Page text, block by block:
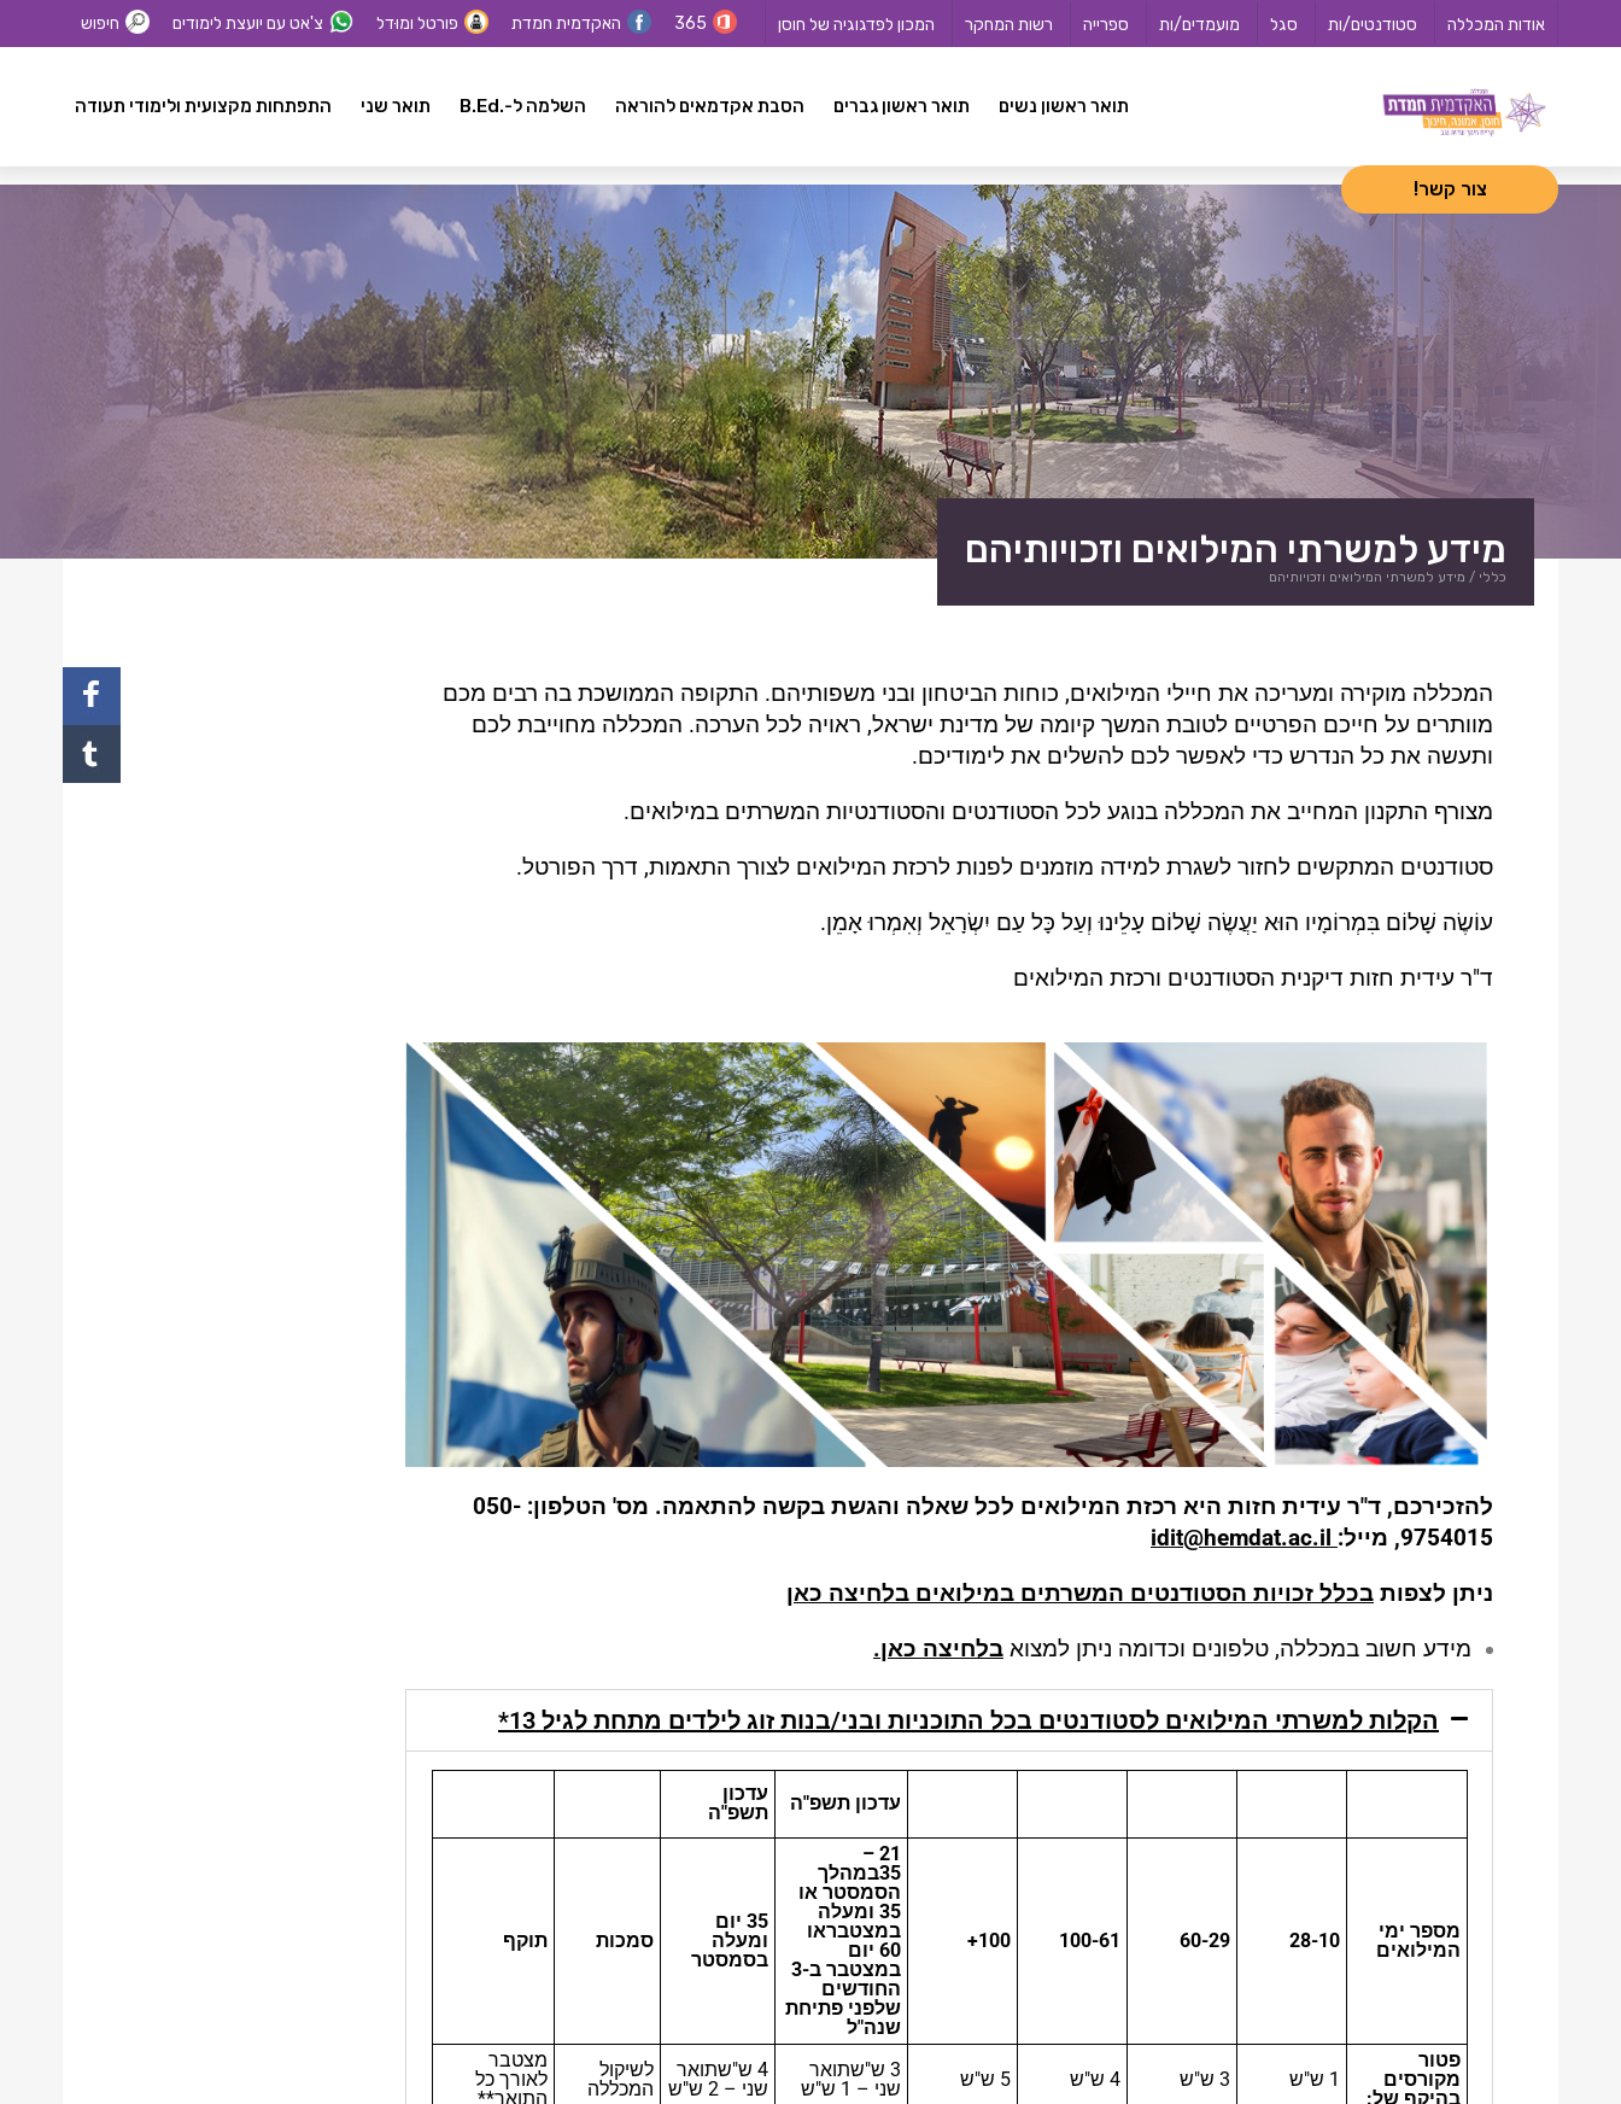
אודות המכללה סטודנטים/ות סגל מועמדים/ות ספרייה רשות המחקר המכון לפדגוגיה של חוסן 365 האקדמית חמדת פורטל ומוּדל צ'אט עם יועצת לימודים חיפוש
תואר ראשון נשים תואר ראשון גברים הסבת אקדמאים להוראה השלמה ל-.B.Ed תואר שני התפתחות מקצועית ולימודי תעודה
צור קשר!
מידע למשרתי המילואים וזכויותיהם
כללי / מידע למשרתי המילואים וזכויותיהם
המכללה מוקירה ומעריכה את חיילי המילואים, כוחות הביטחון ובני משפותיהם. התקופה הממושכת בה רבים מכם
מוותרים על חייכם הפרטיים לטובת המשך קיומה של מדינת ישראל, ראויה לכל הערכה. המכללה מחוייבת לכם
ותעשה את כל הנדרש כדי לאפשר לכם להשלים את לימודיכם.
מצורף התקנון המחייב את המכללה בנוגע לכל הסטודנטים והסטודנטיות המשרתים במילואים.
סטודנטים המתקשים לחזור לשגרת למידה מוזמנים לפנות לרכזת המילואים לצורך התאמות, דרך הפורטל.
עוֹשֶׂה שָׁלוֹם בִּמְרוֹמָיו הוּא יַעֲשֶׂה שָׁלוֹם עָלֵינוּ וְעַל כָּל עַם יִשְׂרָאֵל וְאִמְרוּ אָמֵן.
ד"ר עידית חזות דיקנית הסטודנטים ורכזת המילואים
להזכירכם, ד"ר עידית חזות היא רכזת המילואים לכל שאלה והגשת בקשה להתאמה. מס' הטלפון: 050-
9754015⁩, מייל:
ניתן לצפות בכלל זכויות הסטודנטים המשרתים במילואים בלחיצה כאן
מידע חשוב במכללה, טלפונים וכדומה ניתן למצוא בלחיצה כאן.⁦
הקלות למשרתי המילואים לסטודנטים בכל התוכניות ובני/בנות זוג לילדים מתחת לגיל 13*
עדכון תשפ"ה
עדכון
תשפ"ה
מספר ימי
המילואים
28-10
60-29
100-61
100+
21 –
35במהלך
הסמסטר או
35 ומעלה
במצטבראו
60 יום
במצטבר ב-3
החודשים
שלפני פתיחת
שנה"ל
35 יום
ומעלה
בסמסטר
סמכות תוקף
פטור
מקורסים
בהיקף של:
1 ש"ש 3 ש"ש 4 ש"ש 5 ש"ש 3 ש"ש
תואר
שני – 1 ש"ש
4 ש"ש
תואר
שני – 2 ש"ש
לשיקול
המכללה
מצטבר
לאורך כל
התואר**